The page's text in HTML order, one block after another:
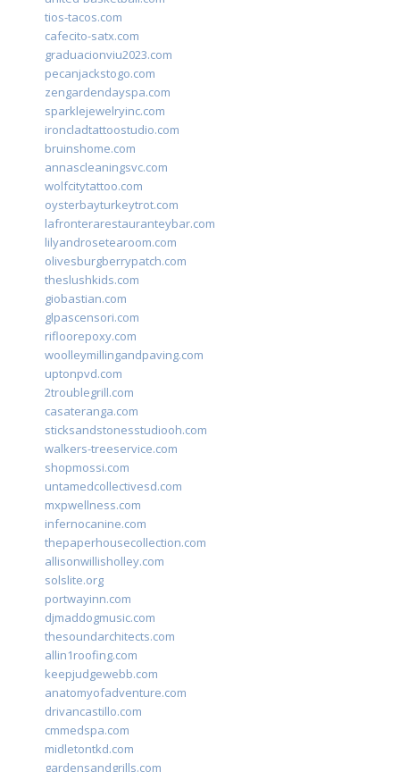
tios-tacos.com
cafecito-satx.com
graduacionviu2023.com
pecanjackstogo.com
zengardendayspa.com
sparklejewelryinc.com
ironcladtattoostudio.com
bruinshome.com
annascleaningsvc.com
wolfcitytattoo.com
oysterbayturkeytrot.com
lafronterarestauranteybar.com
lilyandrosetearoom.com
olivesburgberrypatch.com
theslushkids.com
giobastian.com
glpascensori.com
rifloorepoxy.com
woolleymillingandpaving.com
uptonpvd.com
2troublegrill.com
casateranga.com
sticksandstonesstudiooh.com
walkers-treeservice.com
shopmossi.com
untamedcollectivesd.com
mxpwellness.com
infernocanine.com
thepaperhousecollection.com
allisonwillisholley.com
solslite.org
portwayinn.com
djmaddogmusic.com
thesoundarchitects.com
allin1roofing.com
keepjudgewebb.com
anatomyofadventure.com
drivancastillo.com
cmmedspa.com
midletontkd.com
gardensandgrills.com